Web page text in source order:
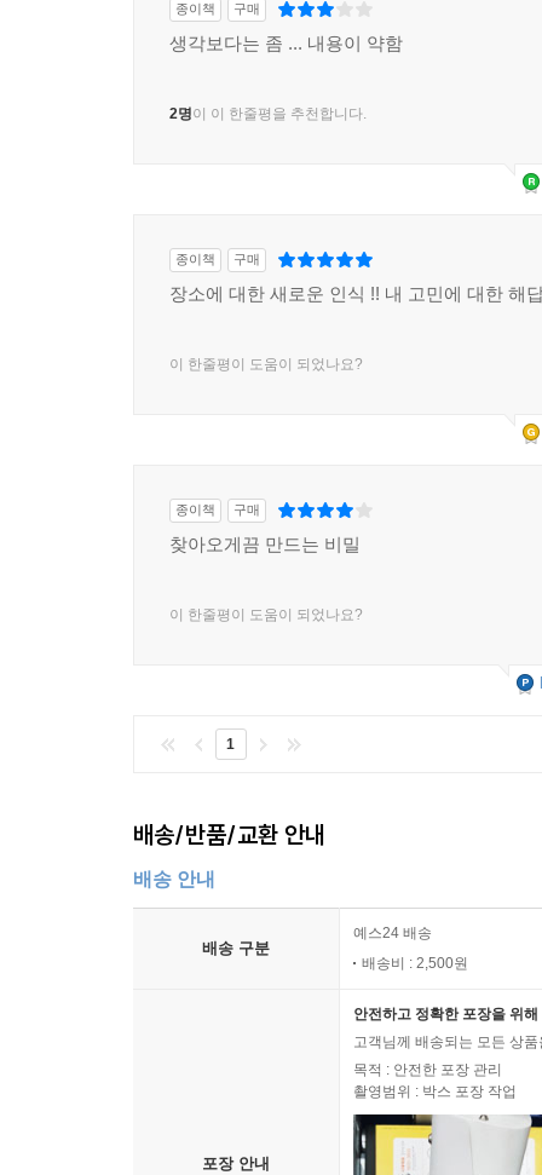
사카나바카 #플랫폼 #사양산업의_생존법 #야마모
닷사이 스토어 #숫자_마케팅 #술_비교_세트 #사
쇼분수 #빌트_투_라스트 #향수병_같은_식초병 #
타니타 식당 #업의_확장 #두_줄_밥공기 #다니타_
긴다이 수산 #마케팅_종합_선물세트 #대학_나온_
카페 스타일로 #지갑_말고_시간 #긴자에서_가장
미쓰코시 #변화무쌍_비즈니스_모델 #퍼스널_쇼
아코메야 #큐레이션 #쌀맛_매트릭스 #스즈키_리
츠타야 안진 #플랫폼_비즈니스 #입구에_걸린_그
네즈 카페 #체험경제 #창가석에서_바라보는_풍경
종이책 구매
생각보다는 좀 ... 내용이 약함
2명이 이 한줄평을 추천합니다.
종이책 구매
장소에 대한 새로운 인식 !! 내 고민에 대한 해
이 한줄평이 도움이 되었나요?
종이책 구매
찾아오게끔 만드는 비밀
이 한줄평이 도움이 되었나요?
1
배송/반품/교환 안내
배송 안내
배송 구분
예스24 배송
배송비 : 2,500원
포장 안내
안전하고 정확한 포장을 위
고객님께 배송되는 모든 상
목적 : 안전한 포장 관리
촬영범위 : 박스 포장 작업